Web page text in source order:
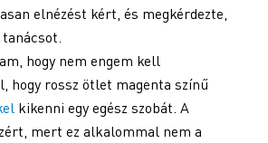
elnézést kért, és megkérdezte,
hogy nem engem kell
hogy rossz ötlet magenta színű
kikenni egy egész szobát. A
mert ez alkalommal nem a